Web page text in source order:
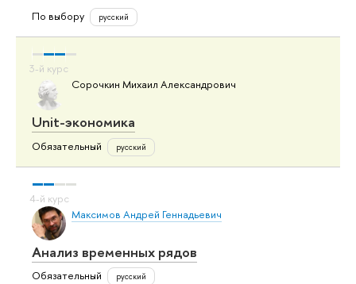
По выбору
русский
Сорочкин Михаил Александрович
Unit-экономика
Обязательный русский
Максимов Андрей Геннадьевич
Анализ временных рядов
Обязательный русский